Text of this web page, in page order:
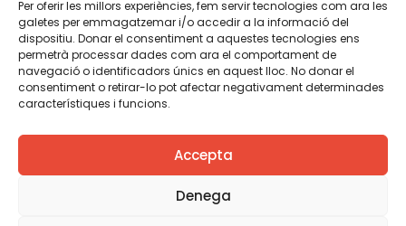
Per oferir les millors experiències, fem servir tecnologies com ara les
galetes per emmagatzemar i/o accedir a la informació del
dispositiu. Donar el consentiment a aquestes tecnologies ens
permetrà processar dades com ara el comportament de
navegació o identificadors únics en aquest lloc. No donar el
consentiment o retirar-lo pot afectar negativament determinades
característiques i funcions.
Accepta
Denega
TWT YTB IG FB IN
Avís legalPolítica de cookies
Creiem que el coneixement s’ha de compartir. Per això
fem servir una llicència Creative Commons, llevat que en
algun material indiquem el contrari. Us animem a copiar,
redistribuir, remesclar o transformar i crear els continguts